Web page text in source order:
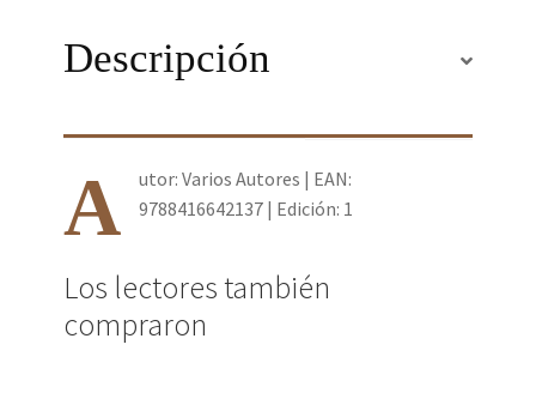
Descripción
A
utor: Varios Autores | EAN:
9788416642137 | Edición: 1
Los lectores también
compraron